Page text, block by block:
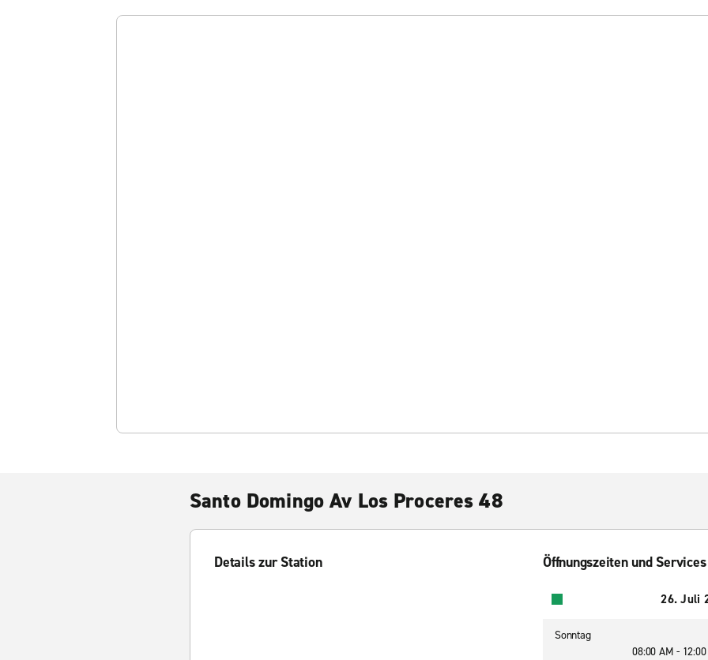
Santo Domingo Av Los Proceres 48
Details zur Station Öffnungszeiten und Services
26. Juli
Sonntag
08:00 AM -